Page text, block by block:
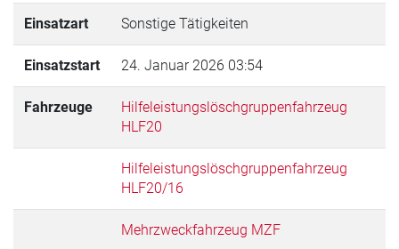
Einsatzart Sonstige Tätigkeiten
Einsatzstart 24. Januar 2026 03:54
Fahrzeuge
Hilfeleistungslöschgruppenfahrzeug
HLF20
Hilfeleistungslöschgruppenfahrzeug
HLF20/16
Mehrzweckfahrzeug MZF